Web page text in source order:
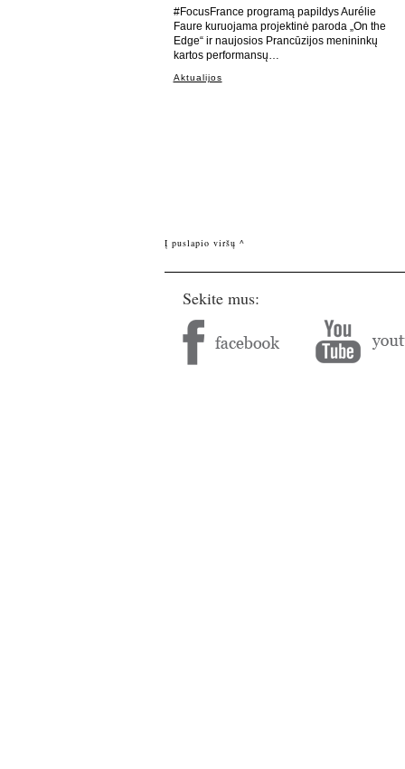
#FocusFrance programą papildys Aurélie
Faure kuruojama projektinė paroda „On the
Edge“ ir naujosios Prancūzijos menininkų
kartos performansų…
Aktualijos
Į puslapio viršų ^
Sekite mus: